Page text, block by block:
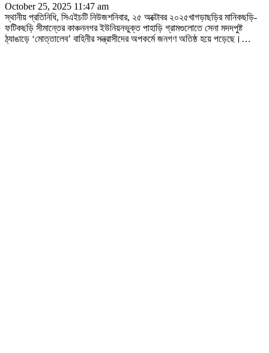
October 25, 2025 11:47 am
স্থানীয় প্রতিনিধি, সিএইচটি নিউজশনিবার, ২৫ অক্টোবর ২০২৫খাগড়াছড়ির মানিকছড়ি-
ফটিকছড়ি সীমান্তের কাঞ্চননগর ইউনিয়নভুক্ত পাহাড়ি গ্রামগুলোতে সেনা মদদপুষ্ট
ঠ্যাঙাড়ে ‘মোত্তালেব’ বাহিনীর সন্ত্রাসীদের অপকর্মে জনগণ অতিষ্ঠ হয়ে পড়েছে। …